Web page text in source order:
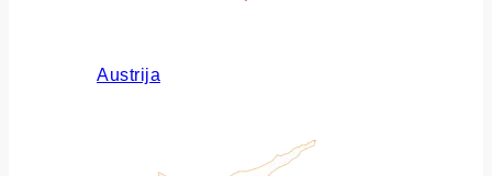
Austrija